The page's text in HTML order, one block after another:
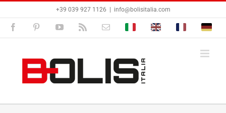
contenuto
+39 039 927 1126 info@bolisitalia.com
FacebookPinterestYouTube EmailBolisitalia.itBolisitalia.comBolisitalia.fr